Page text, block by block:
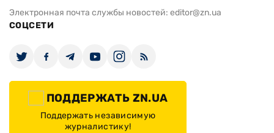
Электронная почта службы новостей: editor@zn.ua
СОЦСЕТИ
ПОДДЕРЖАТЬ ZN.UA
Поддержать независимую
журналистику!